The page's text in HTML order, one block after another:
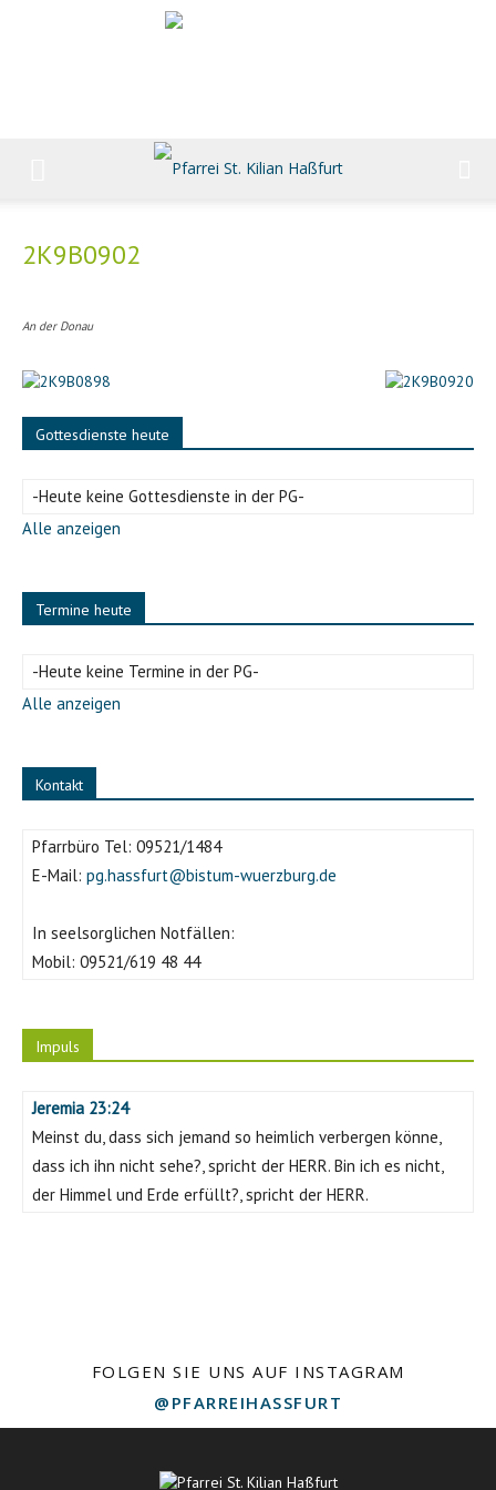
2K9B0902
An der Donau
Gottesdienste heute
-Heute keine Gottesdienste in der PG-
Alle anzeigen
Termine heute
-Heute keine Termine in der PG-
Alle anzeigen
Kontakt
Pfarrbüro Tel: 09521/1484
E-Mail: pg.hassfurt@bistum-wuerzburg.de
In seelsorglichen Notfällen:
Mobil: 09521/619 48 44
Impuls
Jeremia 23:24
Meinst du, dass sich jemand so heimlich verbergen könne,
dass ich ihn nicht sehe?, spricht der HERR. Bin ich es nicht,
der Himmel und Erde erfüllt?, spricht der HERR.
FOLGEN SIE UNS AUF INSTAGRAM
@PFARREIHASSFURT